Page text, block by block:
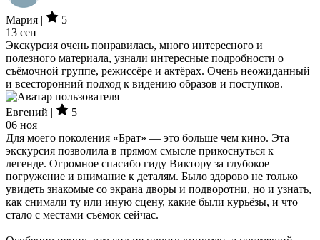
Мария |
5
13 сен
Экскурсия очень понравилась, много интересного и
полезного материала, узнали интересные подробности о
съёмочной группе, режиссёре и актёрах. Очень неожиданный
и всесторонний подход к видению образов и поступков.
Евгений |
5
06 ноя
Для моего поколения «Брат» — это больше чем кино. Эта
экскурсия позволила в прямом смысле прикоснуться к
легенде. Огромное спасибо гиду Виктору за глубокое
погружение и внимание к деталям. Было здорово не только
увидеть знакомые со экрана дворы и подворотни, но и узнать,
как снимали ту или иную сцену, какие были курьёзы, и что
стало с местами съёмок сейчас.